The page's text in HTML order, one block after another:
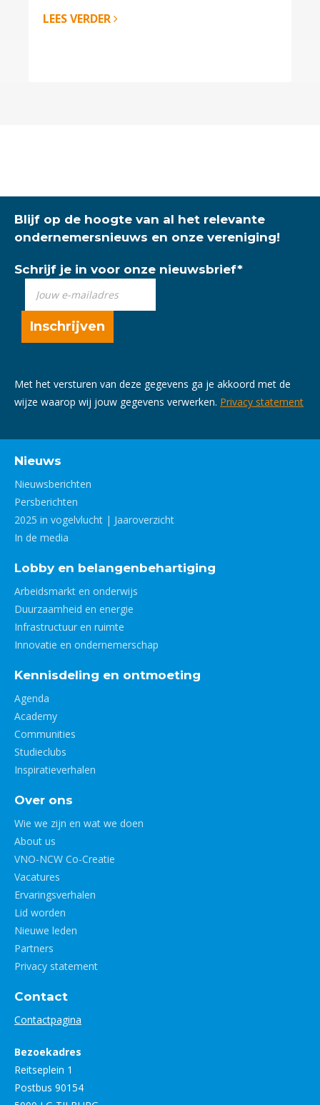
LEES VERDER
Blijf op de hoogte van al het relevante
ondernemersnieuws en onze vereniging!
Schrijf je in voor onze nieuwsbrief*
Met het versturen van deze gegevens ga je akkoord met de
wijze waarop wij jouw gegevens verwerken. Privacy statement
Nieuws
Nieuwsberichten
Persberichten
2025 in vogelvlucht | Jaaroverzicht
In de media
Lobby en belangenbehartiging
Arbeidsmarkt en onderwijs
Duurzaamheid en energie
Infrastructuur en ruimte
Innovatie en ondernemerschap
Kennisdeling en ontmoeting
Agenda
Academy
Communities
Studieclubs
Inspiratieverhalen
Over ons
Wie we zijn en wat we doen
About us
VNO-NCW Co-Creatie
Vacatures
Ervaringsverhalen
Lid worden
Nieuwe leden
Partners
Privacy statement
Contact
Contactpagina
Bezoekadres
Reitseplein 1
Postbus 90154